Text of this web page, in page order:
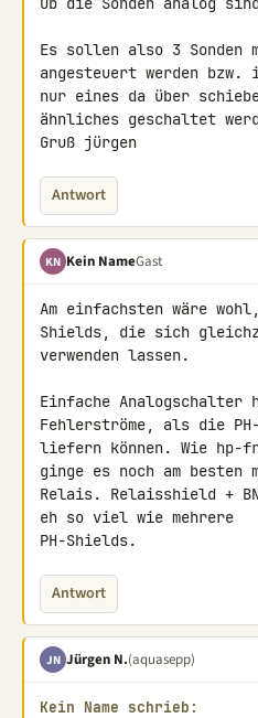
Es sollen also 3 Sonden
angesteuert werden bzw.
nur eines da über
ähnliches geschaltet
Gruß jürgen
Antwort
KN Kein NameGast
Am einfachsten wäre
Shields, die sich
verwenden lassen.
Einfache Analogschalter
Fehlerströme, als die PH-
liefern können. Wie hp-
ginge es noch am besten
Relais. Relaisshield +
eh so viel wie mehrere
PH-Shields.
Antwort
JN Jürgen N.(aquasepp)
Kein Name schrieb: